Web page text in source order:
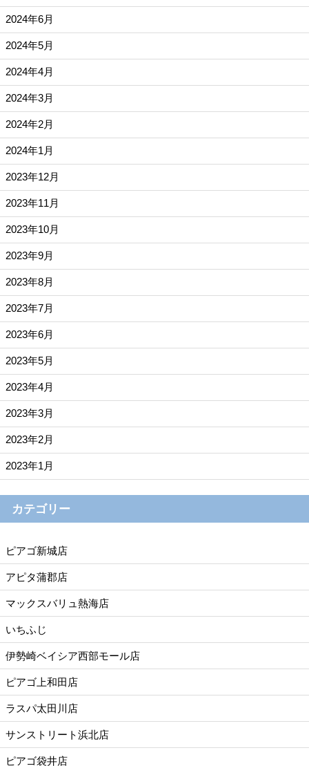
2024年6月
2024年5月
2024年4月
2024年3月
2024年2月
2024年1月
2023年12月
2023年11月
2023年10月
2023年9月
2023年8月
2023年7月
2023年6月
2023年5月
2023年4月
2023年3月
2023年2月
2023年1月
カテゴリー
ピアゴ新城店
アピタ蒲郡店
マックスバリュ熱海店
いちふじ
伊勢崎ベイシア西部モール店
ピアゴ上和田店
ラスパ太田川店
サンストリート浜北店
ピアゴ袋井店